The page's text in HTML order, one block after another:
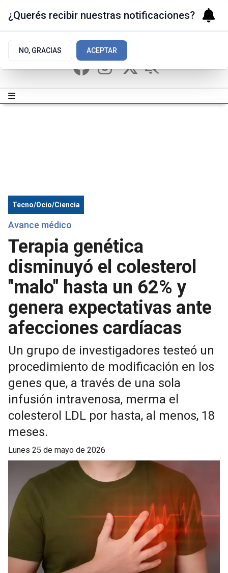
Tecno/Ocio/Ciencia
Avance médico
Terapia genética
disminuyó el colesterol
"malo" hasta un 62% y
genera expectativas ante
afecciones cardíacas
Un grupo de investigadores testeó un
procedimiento de modificación en los
genes que, a través de una sola
infusión intravenosa, merma el
colesterol LDL por hasta, al menos, 18
meses.
lunes 25 de mayo de 2026
¿Querés recibir nuestras notificaciones?
NO, GRACIAS ACEPTAR